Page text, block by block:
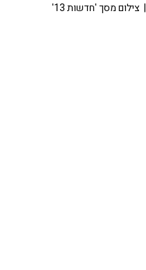
| צילום מסך 'חדשות 13'